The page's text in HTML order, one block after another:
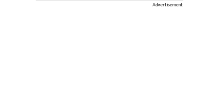
Advertisement